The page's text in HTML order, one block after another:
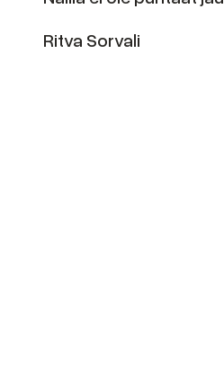
Ritva Sorvali